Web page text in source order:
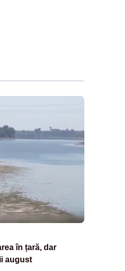
în țară, dar
august